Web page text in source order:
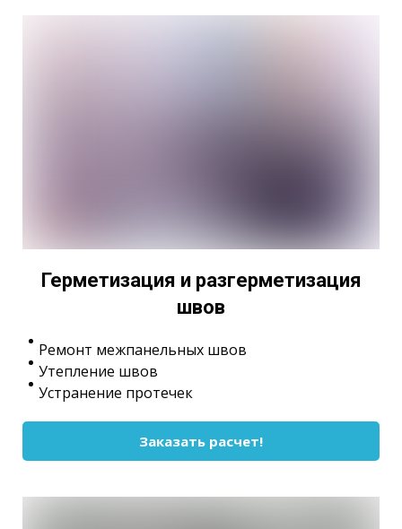
Герметизация и разгерметизация
швов
Ремонт межпанельных швов
Утепление швов
Устранение протечек
Заказать расчет!